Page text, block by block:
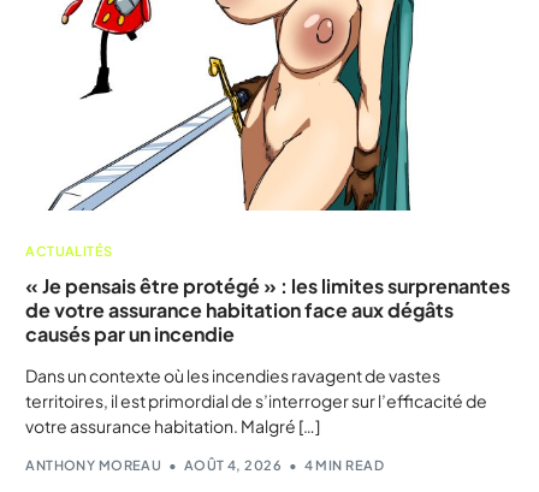
ACTUALITÉS
« Je pensais être protégé » : les limites surprenantes
de votre assurance habitation face aux dégâts
causés par un incendie
Dans un contexte où les incendies ravagent de vastes
territoires, il est primordial de s’interroger sur l’efficacité de
votre assurance habitation. Malgré […]
ANTHONY MOREAU AOÛT 4, 2026 4 MIN READ